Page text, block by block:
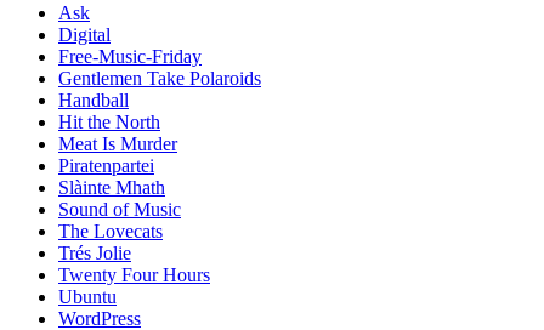
Ask
Digital
Free-Music-Friday
Gentlemen Take Polaroids
Handball
Hit the North
Meat Is Murder
Piratenpartei
Slàinte Mhath
Sound of Music
The Lovecats
Trés Jolie
Twenty Four Hours
Ubuntu
WordPress